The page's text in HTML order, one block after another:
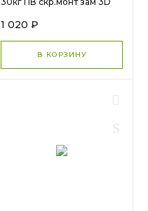
A) 25234 МС 1310
1 020 ₽
В КОРЗИНУ